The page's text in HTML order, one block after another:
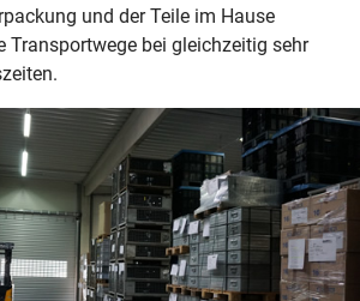
und der Teile im Hause
Transportwege bei gleichzeitig sehr